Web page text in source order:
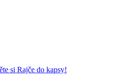
si Rajče do kapsy!